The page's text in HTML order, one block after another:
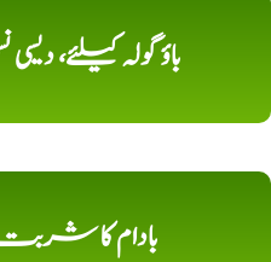
باؤ گولہ
بادام کا